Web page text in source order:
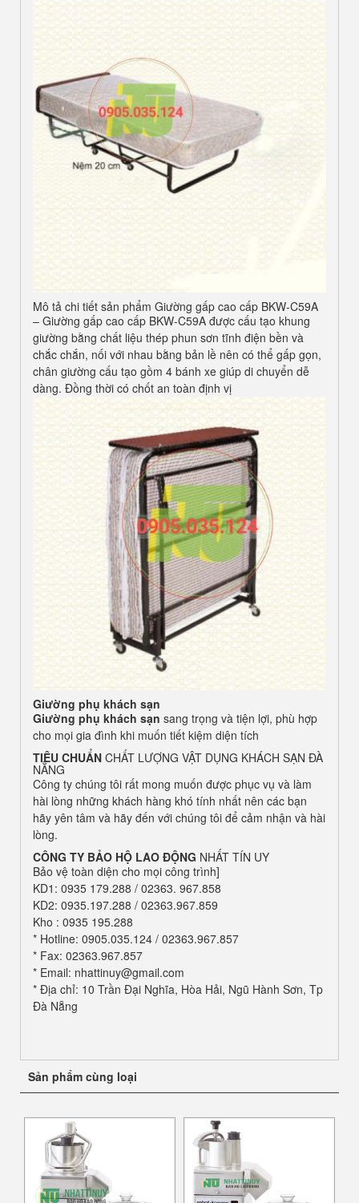
Mô tả chi tiết sản phẩm Giường gấp cao cấp BKW-C59A
– Giường gấp cao cấp BKW-C59A được cấu tạo khung
giường bằng chất liệu thép phun sơn tĩnh điện bền và
chắc chắn, nối với nhau bằng bản lề nên có thể gấp gọn,
chân giường cấu tạo gồm 4 bánh xe giúp di chuyển dễ
dàng. Đồng thời có chốt an toàn định vị
Giường phụ khách sạn
Giường phụ khách sạn sang trọng và tiện lợi, phù hợp
cho mọi gia đình khi muốn tiết kiệm diện tích
TIÊU CHUẨN CHẤT LƯỢNG VẬT DỤNG KHÁCH SẠN ĐÀ
NẴNG
Công ty chúng tôi rất mong muốn được phục vụ và làm
hài lòng những khách hàng khó tính nhất nên các bạn
hãy yên tâm và hãy đến với chúng tôi để cảm nhận và hài
lòng.
CÔNG TY BẢO HỘ LAO ĐỘNG NHẤT TÍN UY
Bảo vệ toàn diện cho mọi công trình]
KD1: 0935 179.288 / 02363. 967.858
KD2: 0935.197.288 / 02363.967.859
Kho : 0935 195.288
* Hotline: 0905.035.124 / 02363.967.857
* Fax: 02363.967.857
* Email: nhattinuy@gmail.com
* Địa chỉ: 10 Trần Đại Nghĩa, Hòa Hải, Ngũ Hành Sơn, Tp
Đà Nẵng
Sản phẩm cùng loại